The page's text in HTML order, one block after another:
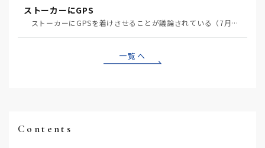
ストーカーにGPS
ストーカーにGPSを着けさせることが議論されている（7月29日日経）。反対派は「ストーカーにも人権…
一覧へ
Contents